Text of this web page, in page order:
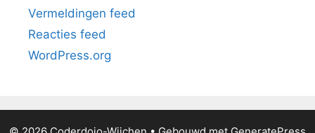
Vermeldingen feed
Reacties feed
WordPress.org